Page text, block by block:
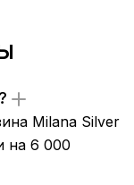
Milana Silver
на 6 000